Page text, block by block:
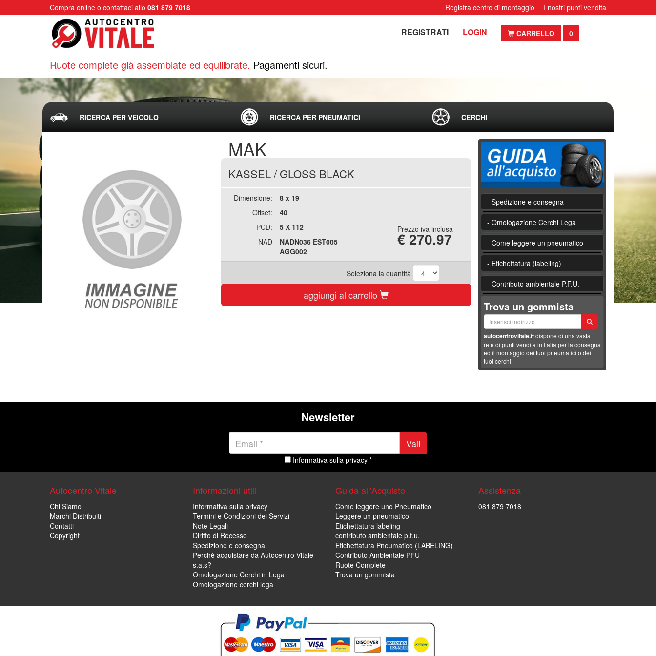
Compra online o contattaci allo 081 879 7018 Registra centro di montaggio I nostri punti vendita
REGISTRATI LOGIN CARRELLO 0
Ruote complete già assemblate ed equilibrate. Pagamenti sicuri.
RICERCA PER VEICOLO RICERCA PER PNEUMATICI CERCHI
MAK
KASSEL/ GLOSS BLACK
Dimensione:
8 x 19
Offset:
40
PCD:
5 X 112
NAD
NADN036 EST005
AGG002
Prezzo iva inclusa
€ 270.97
Seleziona la quantità
aggiungi al carrello
- Spedizione e consegna
- Omologazione Cerchi Lega
- Come leggere un pneumatico
- Etichettatura (labeling)
- Contributo ambientale P.F.U.
Trova un gommista
autocentrovitale.itdispone di una vasta
rete di punti vendita in Italia per la consegna
ed il montaggio dei tuoi pneumatici o dei
tuoi cerchi
Newsletter
Vai!
Informativa sulla privacy *
Autocentro Vitale
Chi Siamo
Marchi Distribuiti
Contatti
Copyright
Informazioni utili
Informativa sulla privacy
Termini e Condizioni dei Servizi
Note Legali
Diritto di Recesso
Spedizione e consegna
Perchè acquistare da Autocentro Vitale
s.a.s?
Omologazione Cerchi in Lega
Omologazione cerchi lega
Guida all'Acquisto
Come leggere uno Pneumatico
Leggere un pneumatico
Etichettatura labeling
contributo ambientale p.f.u.
Etichettatura Pneumatico (LABELING)
Contributo Ambientale PFU
Ruote Complete
Trova un gommista
Assistenza
081 879 7018